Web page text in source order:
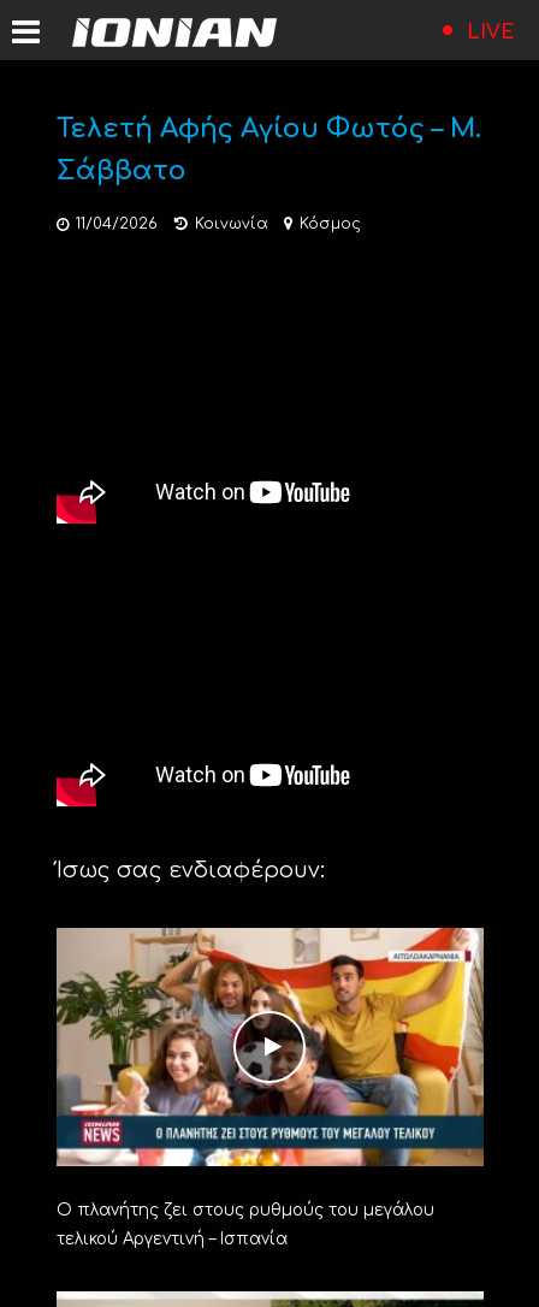
LIVE
Τελετή Αφής Αγίου Φωτός – Μ.
Σάββατο
11/04/2026 Κοινωνία Κόσμος
Ίσως σας ενδιαφέρουν:
Ο πλανήτης ζει στους ρυθμούς του μεγάλου
τελικού Αργεντινή – Ισπανία